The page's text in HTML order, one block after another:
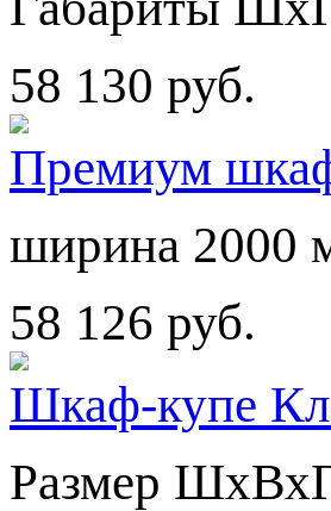
58 130 руб.
Премиум
ширина 2000
58 126 руб.
Шкаф-купе
Размер